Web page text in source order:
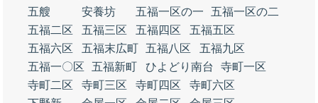
五艘
安養坊 五福一区の一
五福一区の二
五福二区
五福三区 五福四区
五福五区
五福六区
五福末広町 五福八区
五福九区
五福一〇区
五福新町 ひよどり南台
寺町一区
寺町二区
寺町三区 寺町四区
寺町六区